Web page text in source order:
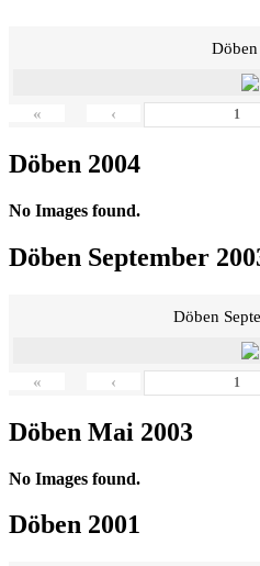
« ‹
Döben 2004
No Images found.
Döben September
Döben
« ‹
Döben Mai 2003
No Images found.
Döben 2001